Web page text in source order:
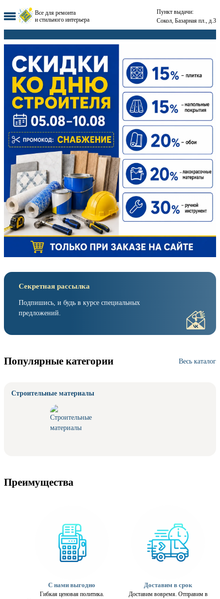
Все для ремонта
и стильного интерьера
Пункт выдачи:
Сокол, Базарная пл., д.3
Секретная рассылка
Подпишись, и будь в курсе специальных
предложений.
Популярные категории Весь каталог
Строительные материалы
Преимущества
С нами выгодно
Гибкая ценовая политика.
Доставим в срок
Доставим вовремя. Отправим в